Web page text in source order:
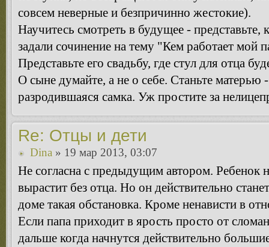
совсем неверные и безпричинно жестокие).
Научитесь смотреть в будущее -
задали сочинение на тему "Кем работает мой
Представьте его свадьбу, где стул для отца
О сыне думайте, а не о себе. Станьте матерью
разродившаяся самка. Уж простите за
Re: Отцы и дети
Dina » 19 мар 2013, 03:07
Не согласна с предыдущим автором. Ребенок
вырастит без отца. Но он действительно
доме такая обстановка. Кроме ненависти в
Если папа приходит в ярость просто от
дальше когда начнутся действительно